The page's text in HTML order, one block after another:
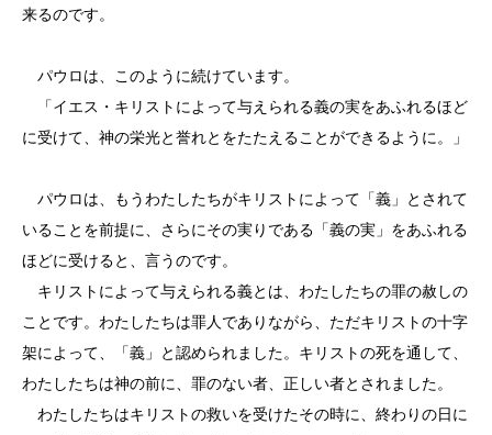
来るのです。
パウロは、このように続けています。
「イエス・キリストによって与えられる義の実をあふれるほど
に受けて、神の栄光と誉れとをたたえることができるように。」
パウロは、もうわたしたちがキリストによって「義」とされて
いることを前提に、さらにその実りである「義の実」をあふれる
ほどに受けると、言うのです。
キリストによって与えられる義とは、わたしたちの罪の赦しの
ことです。わたしたちは罪人でありながら、ただキリストの十字
架によって、「義」と認められました。キリストの死を通して、
わたしたちは神の前に、罪のない者、正しい者とされました。
わたしたちはキリストの救いを受けたその時に、終わりの日に